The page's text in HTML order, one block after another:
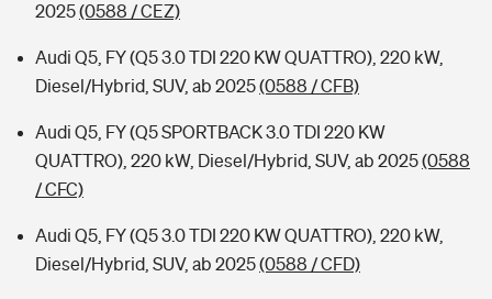
2025(0588 / CEZ)
Audi Q5, FY (Q5 3.0 TDI 220 KW QUATTRO), 220 kW,
Diesel/Hybrid, SUV, ab 2025(0588 / CFB)
Audi Q5, FY (Q5 SPORTBACK 3.0 TDI 220 KW
QUATTRO), 220 kW, Diesel/Hybrid, SUV, ab 2025(0588
/ CFC)
Audi Q5, FY (Q5 3.0 TDI 220 KW QUATTRO), 220 kW,
Diesel/Hybrid, SUV, ab 2025(0588 / CFD)